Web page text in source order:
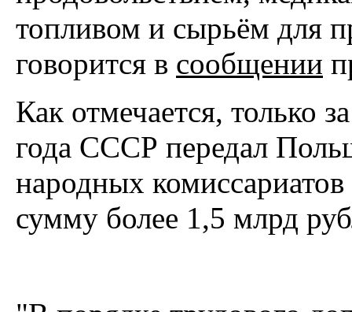
топливом и сырьём для
говорится в сообщении
Как отмечается, только
года СССР передал
народных
сумму более 1,5 млрд